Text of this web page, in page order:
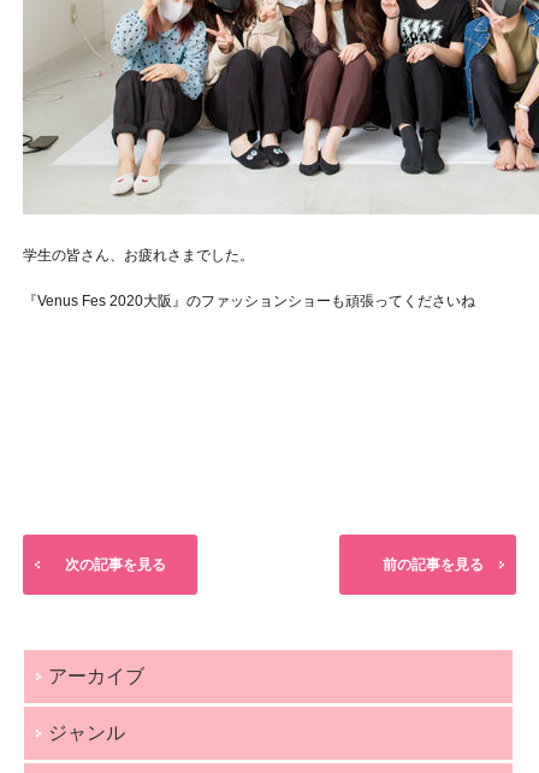
学生の皆さん、お疲れさまでした。
『Venus Fes 2020大阪』のファッションショーも頑張ってくださいね
次の記事を見る 前の記事を見る
アーカイブ
ジャンル